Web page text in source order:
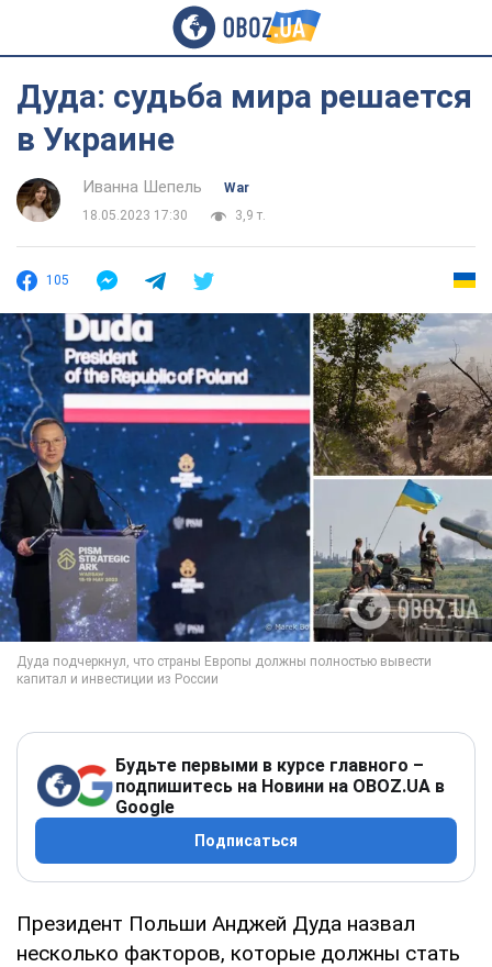
Дуда: судьба мира решается
в Украине
Иванна Шепель
War
18.05.2023 17:30
3,9 т.
105
Будьте первыми в курсе главного –
подпишитесь на Новини на OBOZ.UA в
Google
Подписаться
Президент Польши Анджей Дуда назвал
несколько факторов, которые должны стать